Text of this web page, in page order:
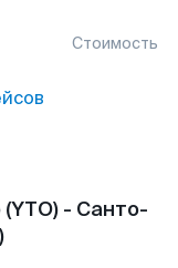
Стоимость
- Санто-